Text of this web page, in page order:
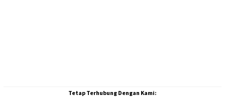
Tetap Terhubung Dengan Kami: